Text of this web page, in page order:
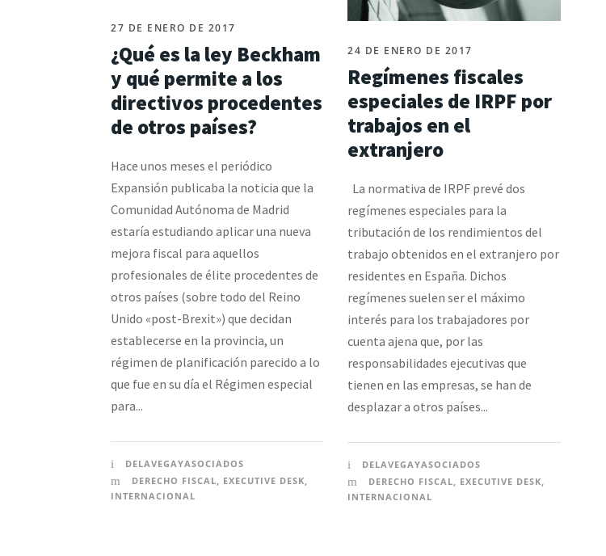
27 DE ENERO DE 2017
¿Qué es la ley Beckham
y qué permite a los
directivos procedentes
de otros países?
Hace unos meses el periódico
Expansión publicaba la noticia que la
Comunidad Autónoma de Madrid
estaría estudiando aplicar una nueva
mejora fiscal para aquellos
profesionales de élite procedentes de
otros países (sobre todo del Reino
Unido «post-Brexit») que decidan
establecerse en la provincia, un
régimen de planificación parecido a lo
que fue en su día el Régimen especial
para...
DELAVEGAYASOCIADOS
DERECHO FISCAL, EXECUTIVE DESK,
INTERNACIONAL
24 DE ENERO DE 2017
Regímenes fiscales
especiales de IRPF por
trabajos en el
extranjero
La normativa de IRPF prevé dos
regímenes especiales para la
tributación de los rendimientos del
trabajo obtenidos en el extranjero por
residentes en España. Dichos
regímenes suelen ser el máximo
interés para los trabajadores por
cuenta ajena que, por las
responsabilidades ejecutivas que
tienen en las empresas, se han de
desplazar a otros países...
DELAVEGAYASOCIADOS
DERECHO FISCAL, EXECUTIVE DESK,
INTERNACIONAL